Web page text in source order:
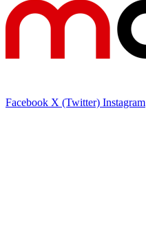
Facebook X (Twitter) Instagram